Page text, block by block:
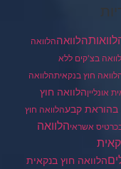
הלוואההלוואה
בצ'קים ללא
חוץ בנקאיתהלוואה
אונלייןהלוואה חוץ
בהוראת קבעהלוואה חוץ
אשראיהלוואה
הלוואה חוץ בנקאית